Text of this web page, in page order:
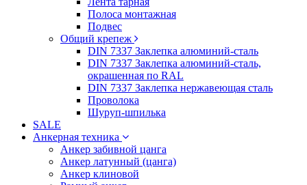
Полоса монтажная
Подвес
Общий крепеж
DIN 7337 Заклепка алюминий-сталь
DIN 7337 Заклепка алюминий-сталь,
окрашенная по RAL
DIN 7337 Заклепка нержавеющая сталь
Проволока
Шуруп-шпилька
SALE
Анкерная техника
Анкер забивной цанга
Анкер латунный (цанга)
Анкер клиновой